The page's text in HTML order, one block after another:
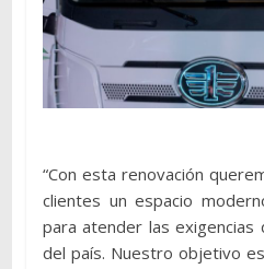
“Con esta renovación
clientes un espacio
para atender las
del país. Nuestro objetivo